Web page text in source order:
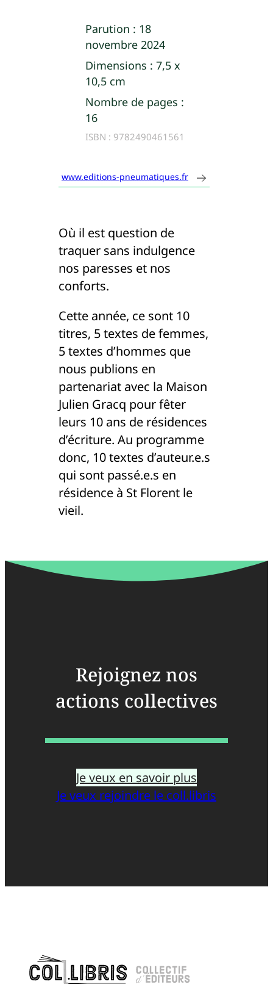
Parution : 18
novembre 2024
Dimensions : 7,5 x
10,5 cm
Nombre de pages :
16
ISBN : 9782490461561
www.editions-pneumatiques.fr
Où il est question de
traquer sans indulgence
nos paresses et nos
conforts.
Cette année, ce sont 10
titres, 5 textes de femmes,
5 textes d’hommes que
nous publions en
partenariat avec la Maison
Julien Gracq pour fêter
leurs 10 ans de résidences
d’écriture. Au programme
donc, 10 textes d’auteur.e.s
qui sont passé.e.s en
résidence à St Florent le
vieil.
Rejoignez nos
actions collectives
Je veux en savoir plus
Je veux rejoindre le coll.libris